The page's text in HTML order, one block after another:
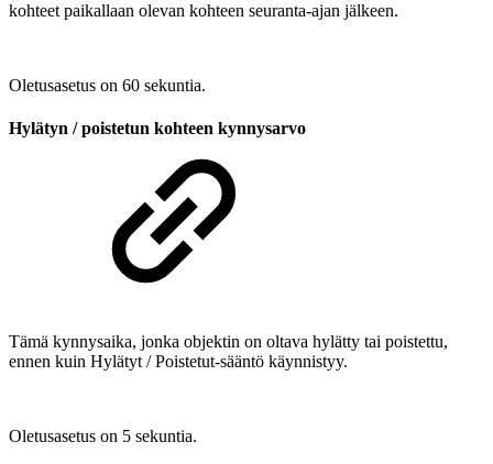
kohteet paikallaan olevan kohteen seuranta-ajan jälkeen.
Oletusasetus on 60 sekuntia.
Hylätyn / poistetun kohteen kynnysarvo
Tämä kynnysaika, jonka objektin on oltava hylätty tai poistettu,
ennen kuin Hylätyt / Poistetut-sääntö käynnistyy.
Oletusasetus on 5 sekuntia.